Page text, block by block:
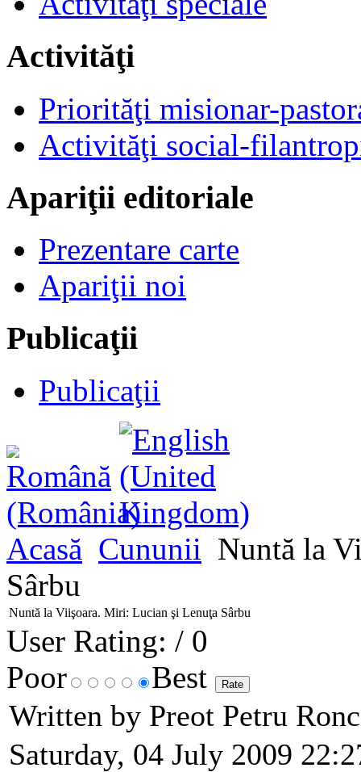
Activităţi
Priorităţi misionar-
Activităţi social-
Apariţii editoriale
Prezentare carte
Apariţii noi
Publicaţii
Publicaţii
Acasă Cununii Nuntă la
Sârbu
Nuntă la Viişoara. Miri: Lucian şi Lenuţa Sârbu
User Rating: / 0
Poor
Best
Written by Preot Petru
Saturday, 04 July 2009